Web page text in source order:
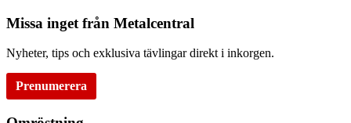
Missa inget från Metalcentral
Nyheter, tips och exklusiva tävlingar direkt i inkorgen.
Prenumerera